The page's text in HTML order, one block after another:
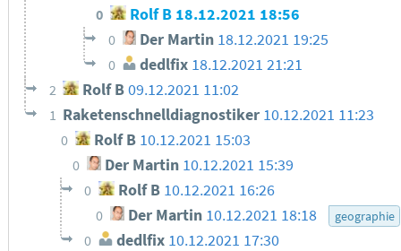
0 Rolf B 18.12.2021 18:56
0 Der Martin 18.12.2021 19:25
0 dedlfix 18.12.2021 21:21
2 Rolf B09.12.2021 11:02
1 Raketenschnelldiagnostiker 10.12.2021 11:23
0 Rolf B 10.12.2021 15:03
0 Der Martin 10.12.2021 15:39
0 Rolf B 10.12.2021 16:26
0 Der Martin 10.12.2021 18:18 geographie
0 dedlfix 10.12.2021 17:30